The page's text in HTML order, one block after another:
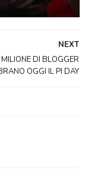
NEXT
MILIONE DI BLOGGER
OGGI IL PI DAY